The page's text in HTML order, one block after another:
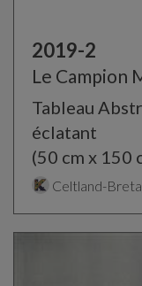
2019-2
Le Campion
Tableau
éclatant
(50 cm x 150
Celtland-